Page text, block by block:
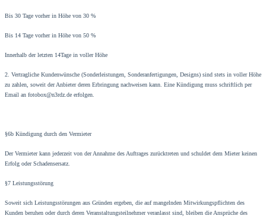
Bis 30 Tage vorher in Höhe von 30 %
Bis 14 Tage vorher in Höhe von 50 %
Innerhalb der letzten 14Tage in voller Höhe
2. Vertragliche Kundenwünsche (Sonderleistungen, Sonderanfertigungen, Designs) sind stets in voller Höhe
zu zahlen, soweit der Anbieter deren Erbringung nachweisen kann. Eine Kündigung muss schriftlich per
Email an fotobox@n3rdz.de erfolgen.
§6b Kündigung durch den Vermieter
Der Vermieter kann jederzeit von der Annahme des Auftrages zurücktreten und schuldet dem Mieter keinen
Erfolg oder Schadensersatz.
§7 Leistungsstörung
Soweit sich Leistungsstörungen aus Gründen ergeben, die auf mangelnden Mitwirkungspflichten des
Kunden beruhen oder durch deren Veranstaltungsteilnehmer veranlasst sind, bleiben die Ansprüche des